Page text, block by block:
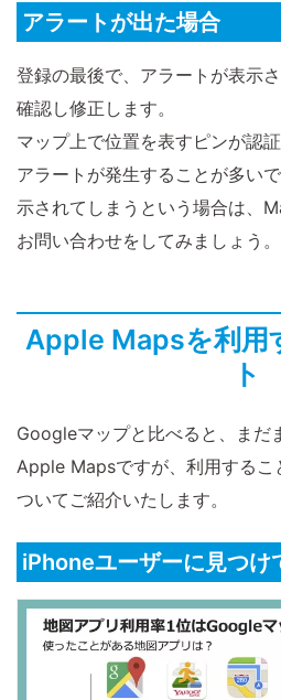
アラートが出た場合
登録の最後で、アラートが表示
確認し修正します。
マップ上で位置を表すピンが認
アラートが発生することが多い
示されてしまうという場合は、
お問い合わせをしてみましょう。
Apple Mapsを利用
ト
Googleマップと比べると、まだ
Apple Mapsですが、利用するこ
ついてご紹介いたします。
iPhoneユーザーに見つけ